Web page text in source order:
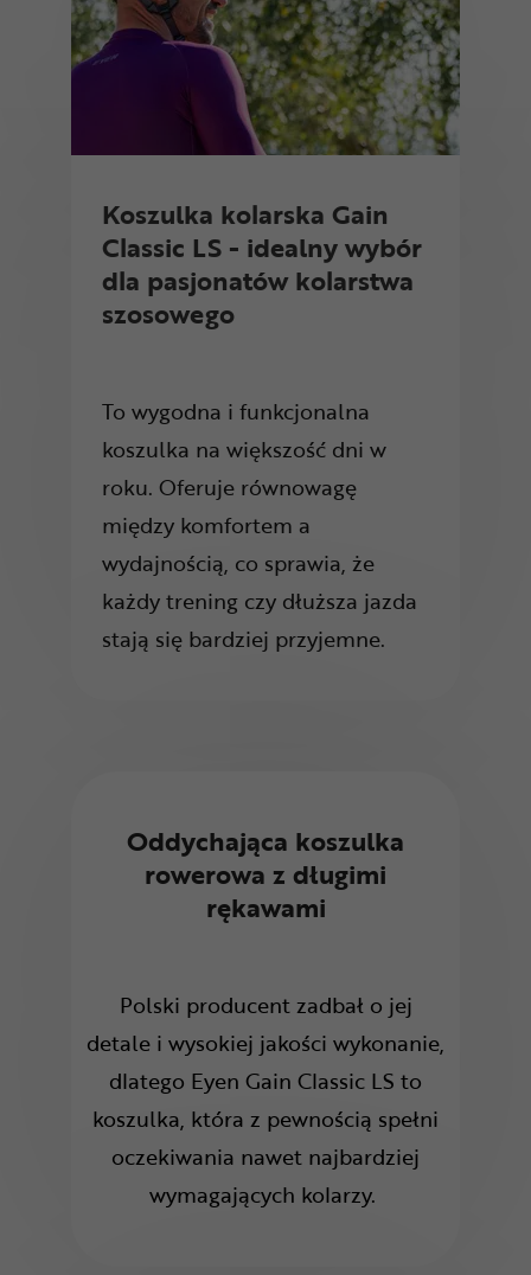
Koszulka kolarska Gain
Classic LS - idealny wybór
dla pasjonatów kolarstwa
szosowego
To wygodna i funkcjonalna
koszulka na większość dni w
roku. Oferuje równowagę
między komfortem a
wydajnością, co sprawia, że
każdy trening czy dłuższa jazda
stają się bardziej przyjemne.
Oddychająca koszulka
rowerowa z długimi
rękawami
Polski producent zadbał o jej
detale i wysokiej jakości wykonanie,
dlatego Eyen Gain Classic LS to
koszulka, która z pewnością spełni
oczekiwania nawet najbardziej
wymagających kolarzy.